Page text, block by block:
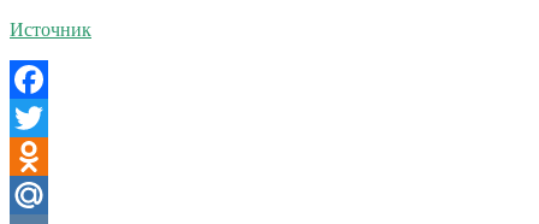
Источник
Facebook
Twitter
Odnoklassniki